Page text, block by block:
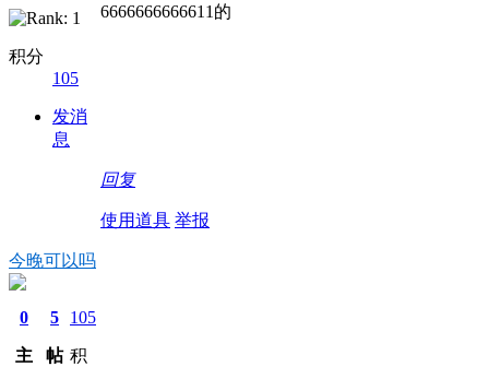
积分
105
发消
息
6666666666611的
回复
使用道具 举报
今晚可以吗
0
主
5
帖
105
积